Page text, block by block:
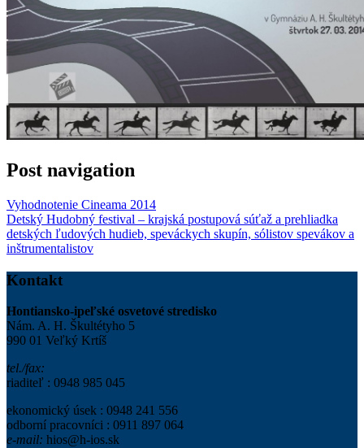
Post navigation
Vyhodnotenie Cineama 2014
Detský Hudobný festival – krajská postupová súťaž a prehliadka
detských ľudových hudieb, speváckych skupín, sólistov spevákov a
inštrumentalistov
Kontakt
Hontiansko-ipeľské osvetové stredisko
Nám. A. H. Škultétyho 5
990 01 Veľký Krtíš
tel./fax:
riaditeľ : 0948 985 045
ekonomický úsek : 0948 241 556
odborní pracovníci : 0911 897 064
e-mail: hios@h-ios.sk